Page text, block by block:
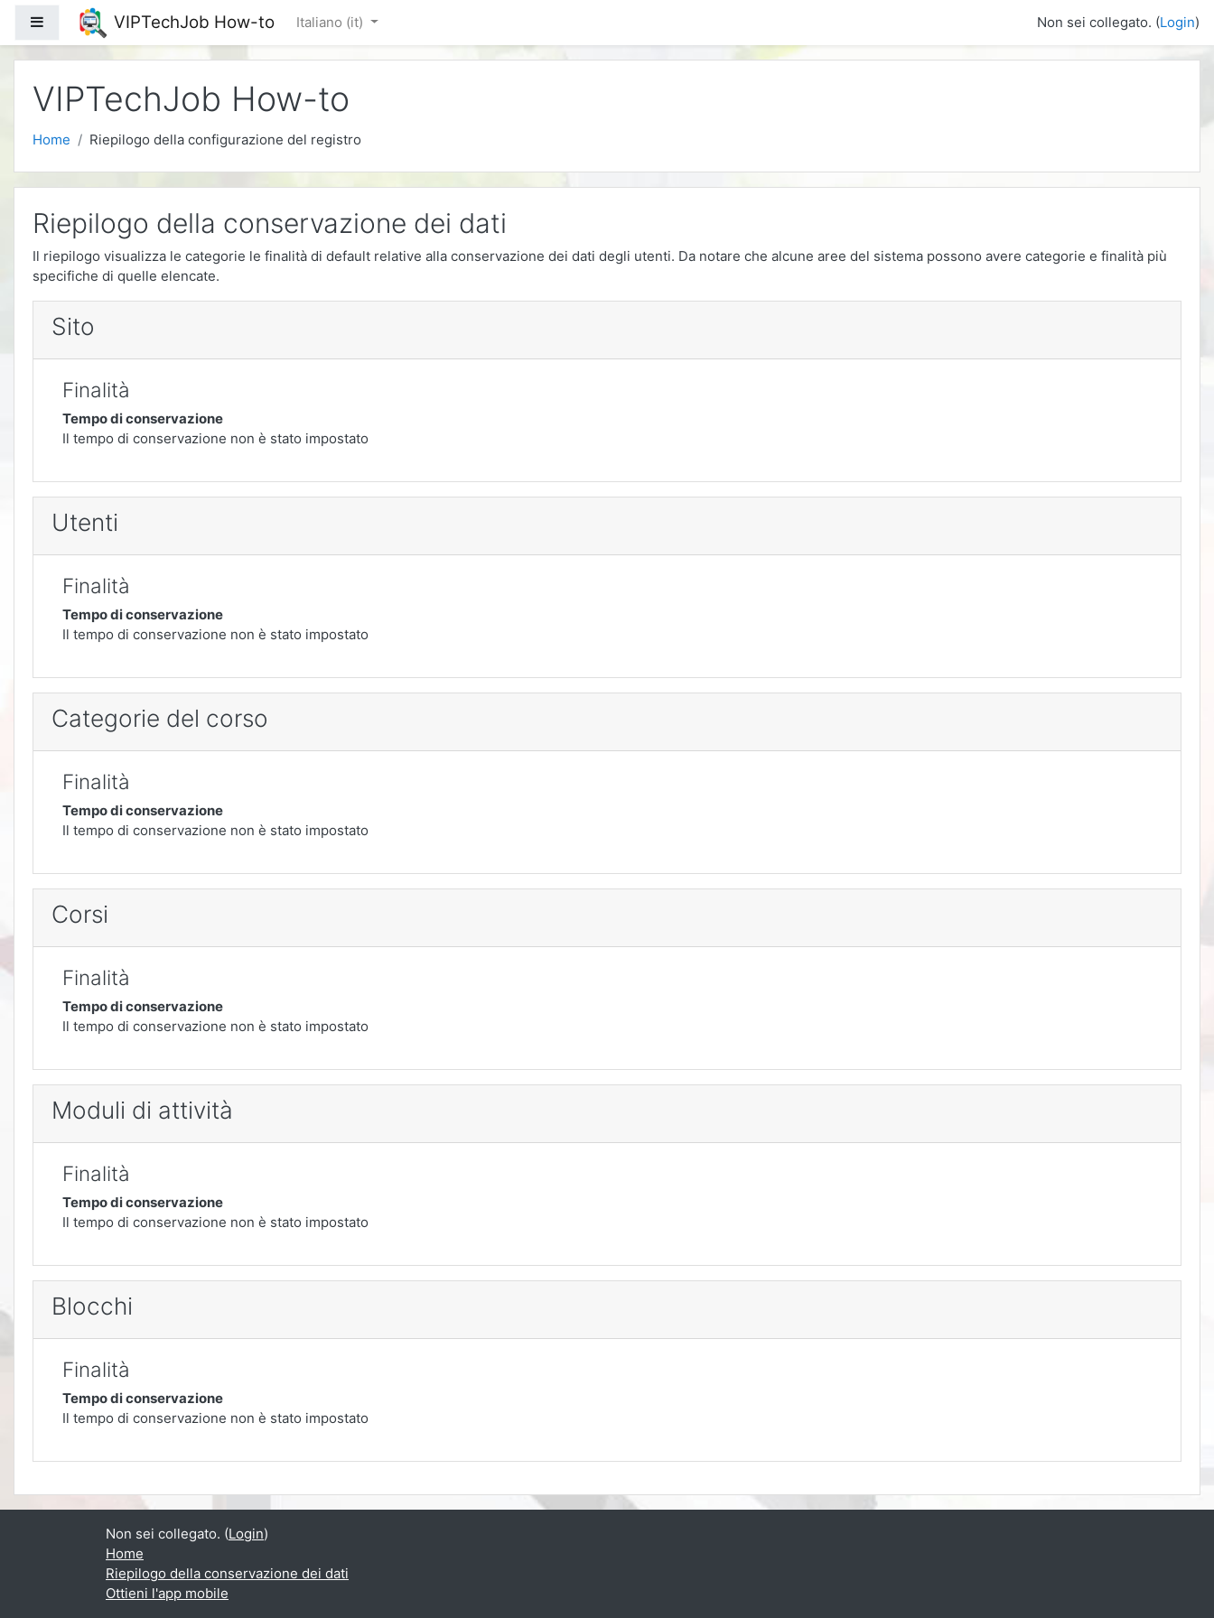
Vai al contenuto principale
Pannello lateraleVIPTechJob How-to Italiano ‎(it)‎ Non sei collegato. (Login)
VIPTechJob How-to
Home Riepilogo della configurazione del registro
Riepilogo della conservazione dei dati
Il riepilogo visualizza le categorie le finalità di default relative alla conservazione dei dati degli utenti. Da notare che alcune aree del sistema possono avere categorie e finalità più
specifiche di quelle elencate.
Sito
Finalità
Tempo di conservazione
Il tempo di conservazione non è stato impostato
Utenti
Finalità
Tempo di conservazione
Il tempo di conservazione non è stato impostato
Categorie del corso
Finalità
Tempo di conservazione
Il tempo di conservazione non è stato impostato
Corsi
Finalità
Tempo di conservazione
Il tempo di conservazione non è stato impostato
Moduli di attività
Finalità
Tempo di conservazione
Il tempo di conservazione non è stato impostato
Blocchi
Finalità
Tempo di conservazione
Il tempo di conservazione non è stato impostato
Non sei collegato. (Login)
Home
Riepilogo della conservazione dei dati
Ottieni l'app mobile